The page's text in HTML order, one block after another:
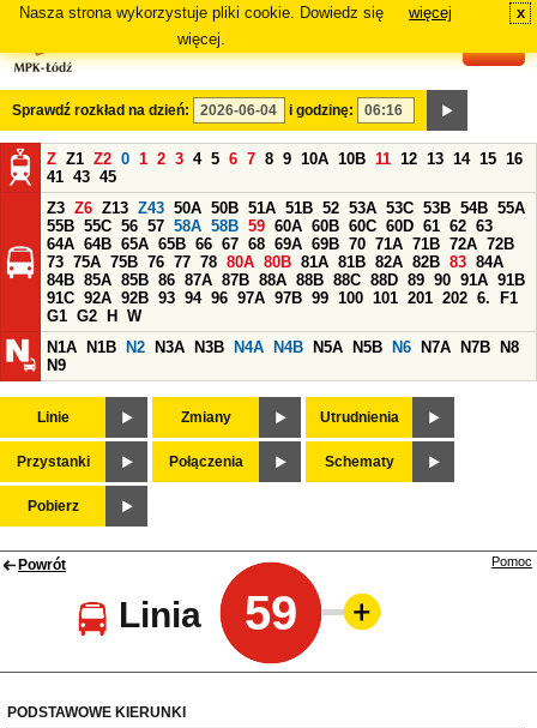
Nasza strona wykorzystuje pliki cookie. Dowiedz się
więcej.
więcej x
Sprawdź rozkład na dzień: i godzinę:
Z Z1 Z2 0 1 2 3 4 5 6 7 8 9 10A 10B 11 12 13 14 15 16
41 43 45
Z3 Z6 Z13 Z43 50A 50B 51A 51B 52 53A 53C 53B 54B 55A
55B 55C 56 57 58A 58B 59 60A 60B 60C 60D 61 62 63
64A 64B 65A 65B 66 67 68 69A 69B 70 71A 71B 72A 72B
73 75A 75B 76 77 78 80A 80B 81A 81B 82A 82B 83 84A
84B 85A 85B 86 87A 87B 88A 88B 88C 88D 89 90 91A 91B
91C 92A 92B 93 94 96 97A 97B 99 100 101 201 202 6.
F1
G1 G2 H
W
N1A
N1B N2 N3A N3B N4A N4B N5A N5B N6 N7A N7B
N8
N9
Linie Zmiany Utrudnienia
Przystanki Połączenia Schematy
Pobierz
Powrót
Linia 59
Pomoc
PODSTAWOWE KIERUNKI